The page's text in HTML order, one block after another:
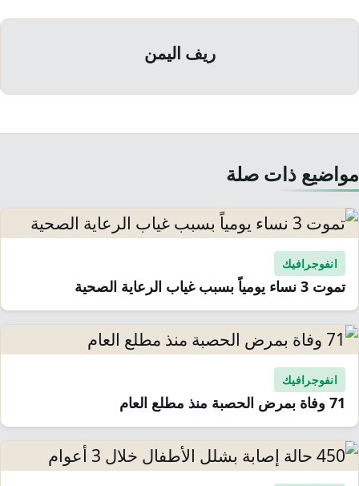
ريف اليمن
مواضيع ذات صلة
انفوجرافيك
تموت 3 نساء يومياً بسبب غياب الرعاية الصحية
انفوجرافيك
71 وفاة بمرض الحصبة منذ مطلع العام